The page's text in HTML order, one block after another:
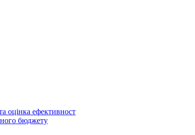
оцінка ефективност
бюджету